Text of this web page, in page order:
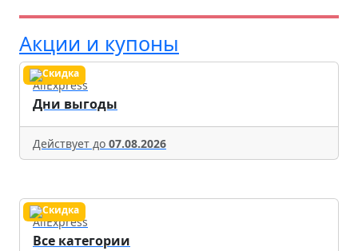
Акции и купоны
AliExpress
Дни выгоды
Действует до 07.08.2026
AliExpress
Все категории